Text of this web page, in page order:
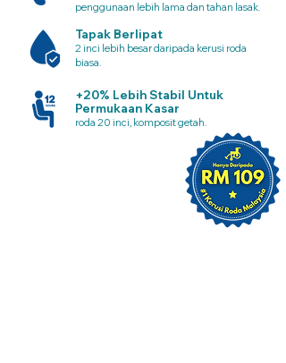
penggunaan lebih lama dan tahan lasak.
Tapak Berlipat
2 inci lebih besar daripada kerusi roda
biasa.
+20% Lebih Stabil Untuk
Permukaan Kasar
roda 20 inci, komposit getah.